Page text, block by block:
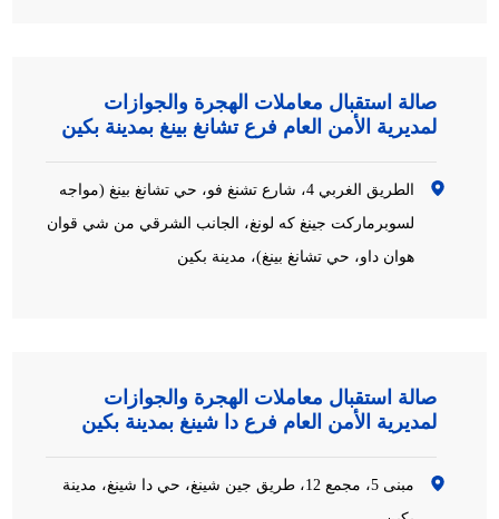
صالة استقبال معاملات الهجرة والجوازات
لمديرية الأمن العام فرع تشانغ بينغ بمدينة بكين
الطريق الغربي 4، شارع تشنغ فو، حي تشانغ بينغ (مواجه
لسوبرماركت جينغ كه لونغ، الجانب الشرقي من شي قوان
هوان داو، حي تشانغ بينغ)، مدينة بكين
صالة استقبال معاملات الهجرة والجوازات
لمديرية الأمن العام فرع دا شينغ بمدينة بكين
مبنى 5، مجمع 12، طريق جين شينغ، حي دا شينغ، مدينة